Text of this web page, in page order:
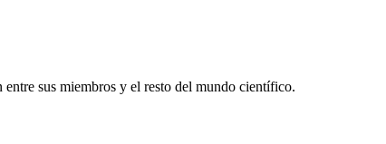
sus miembros y el resto del mundo científico.